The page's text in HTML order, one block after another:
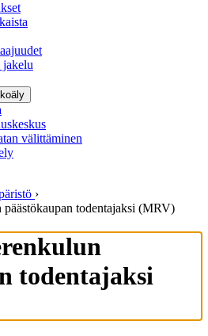
jakelu
välittäminen
›
todentajaksi (MRV)
todentajaksi